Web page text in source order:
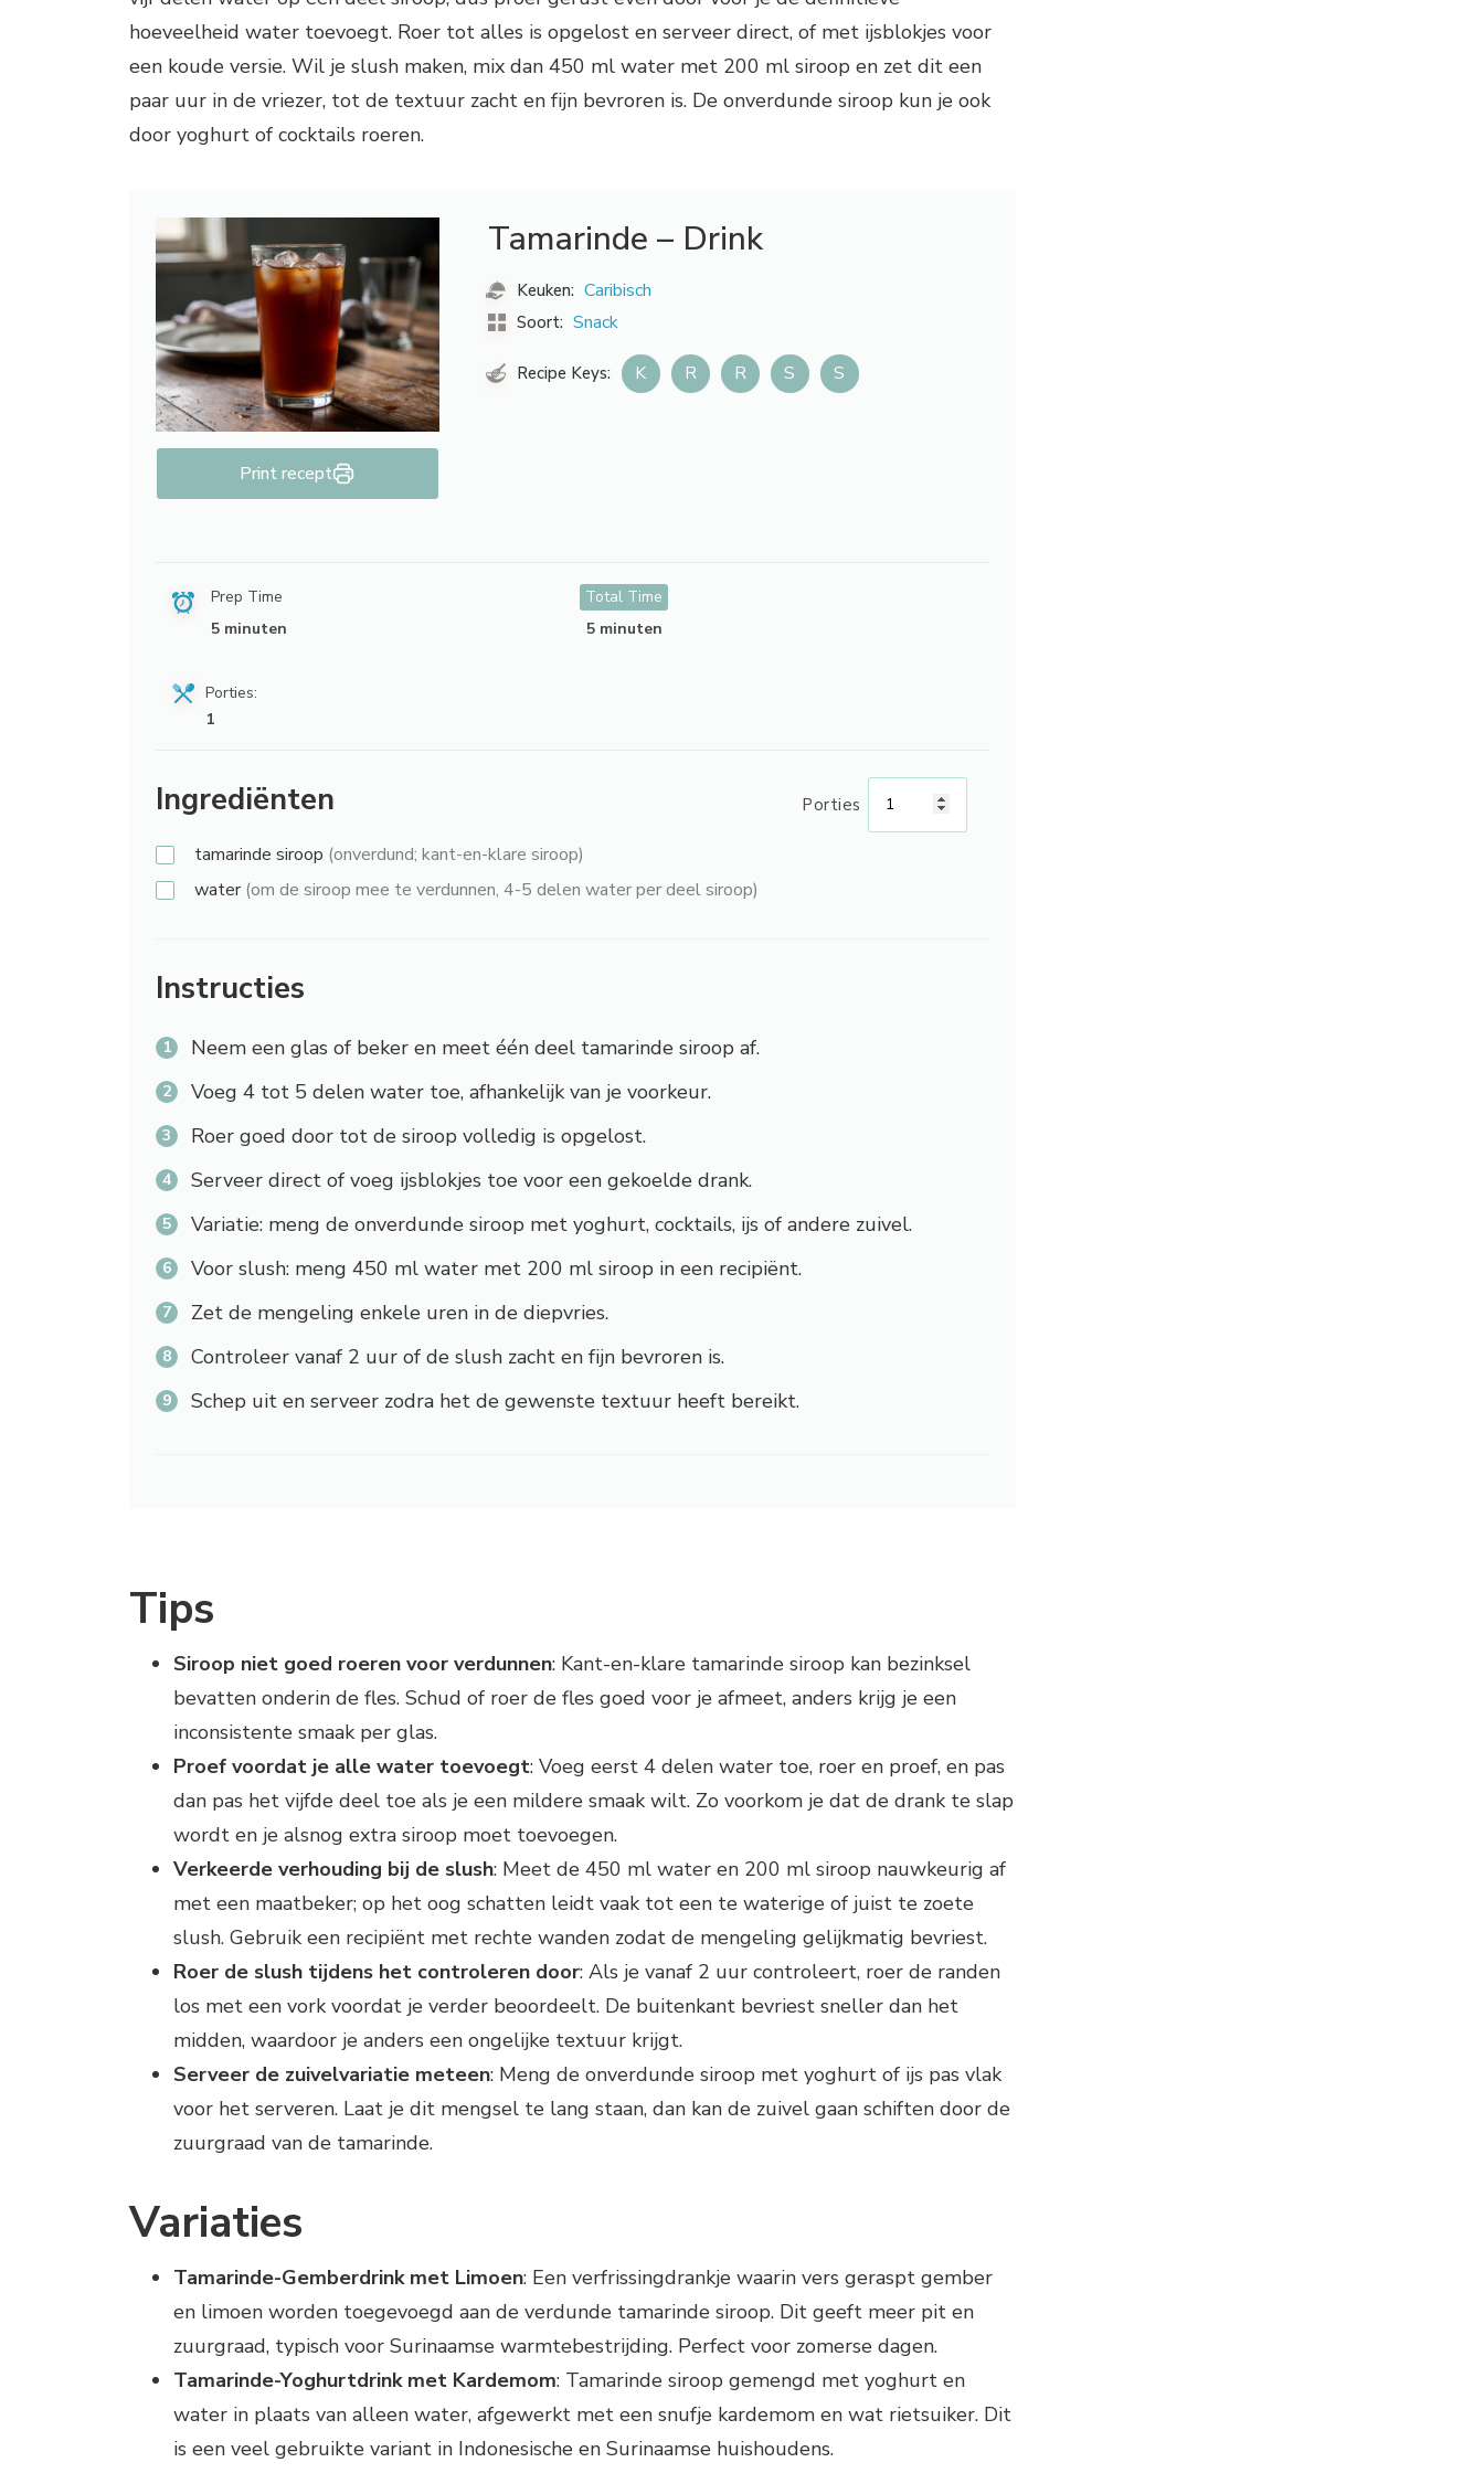
hoeveelheid water toevoegt. Roer tot alles is opgelost en serveer direct, of met ijsblokjes voor
een koude versie. Wil je slush maken, mix dan 450 ml water met 200 ml siroop en zet dit een
paar uur in de vriezer, tot de textuur zacht en fijn bevroren is. De onverdunde siroop kun je ook
door yoghurt of cocktails roeren.
Print recept
Tamarinde – Drink
Keuken: Caribisch
Soort: Snack
Recipe Keys: K R R S S
Prep Time
5 minuten
Total Time
5 minuten
Porties:
1
Ingrediënten Porties
tamarinde siroop (onverdund; kant-en-klare siroop)
water(om de siroop mee te verdunnen, 4-5 delen water per deel siroop)
Instructies
Neem een glas of beker en meet één deel tamarinde siroop af.
Voeg 4 tot 5 delen water toe, afhankelijk van je voorkeur.
Roer goed door tot de siroop volledig is opgelost.
Serveer direct of voeg ijsblokjes toe voor een gekoelde drank.
Variatie: meng de onverdunde siroop met yoghurt, cocktails, ijs of andere zuivel.
Voor slush: meng 450 ml water met 200 ml siroop in een recipiënt.
Zet de mengeling enkele uren in de diepvries.
Controleer vanaf 2 uur of de slush zacht en fijn bevroren is.
Schep uit en serveer zodra het de gewenste textuur heeft bereikt.
Tips
Siroop niet goed roeren voor verdunnen: Kant-en-klare tamarinde siroop kan bezinksel
bevatten onderin de fles. Schud of roer de fles goed voor je afmeet, anders krijg je een
inconsistente smaak per glas.
Proef voordat je alle water toevoegt: Voeg eerst 4 delen water toe, roer en proef, en pas
dan pas het vijfde deel toe als je een mildere smaak wilt. Zo voorkom je dat de drank te slap
wordt en je alsnog extra siroop moet toevoegen.
Verkeerde verhouding bij de slush: Meet de 450 ml water en 200 ml siroop nauwkeurig af
met een maatbeker; op het oog schatten leidt vaak tot een te waterige of juist te zoete
slush. Gebruik een recipiënt met rechte wanden zodat de mengeling gelijkmatig bevriest.
Roer de slush tijdens het controleren door: Als je vanaf 2 uur controleert, roer de randen
los met een vork voordat je verder beoordeelt. De buitenkant bevriest sneller dan het
midden, waardoor je anders een ongelijke textuur krijgt.
Serveer de zuivelvariatie meteen: Meng de onverdunde siroop met yoghurt of ijs pas vlak
voor het serveren. Laat je dit mengsel te lang staan, dan kan de zuivel gaan schiften door de
zuurgraad van de tamarinde.
Variaties
Tamarinde-Gemberdrink met Limoen: Een verfrissingdrankje waarin vers geraspt gember
en limoen worden toegevoegd aan de verdunde tamarinde siroop. Dit geeft meer pit en
zuurgraad, typisch voor Surinaamse warmtebestrijding. Perfect voor zomerse dagen.
Tamarinde-Yoghurtdrink met Kardemom: Tamarinde siroop gemengd met yoghurt en
water in plaats van alleen water, afgewerkt met een snufje kardemom en wat rietsuiker. Dit
is een veel gebruikte variant in Indonesische en Surinaamse huishoudens.